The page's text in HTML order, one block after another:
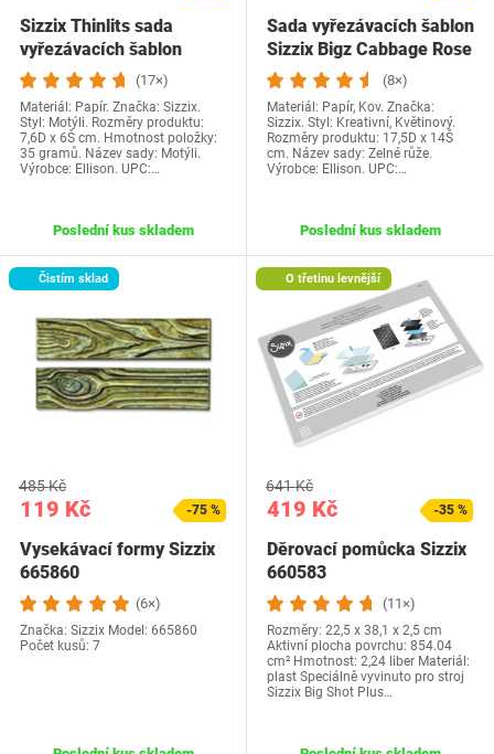
Sizzix Thinlits sada
vyřezávacích šablon
motýlů - detailní…
(17×)
Materiál: Papír. Značka: Sizzix.
Styl: Motýli. Rozměry produktu:
7,6D x 6Š cm. Hmotnost položky:
35 gramů. Název sady: Motýli.
Výrobce: Ellison. UPC:…
Poslední kus skladem
Sada vyřezávacích šablon
Sizzix Bigz Cabbage Rose
- Pro…
(8×)
Materiál: Papír, Kov. Značka:
Sizzix. Styl: Kreativní, Květinový.
Rozměry produktu: 17,5D x 14Š
cm. Název sady: Zelné růže.
Výrobce: Ellison. UPC:…
Poslední kus skladem
Čistím sklad
119 Kč
485 Kč
-75 %
Vysekávací formy Sizzix
665860
(6×)
Značka: Sizzix Model: 665860
Počet kusů: 7
O třetinu levnější
419 Kč
641 Kč
-35 %
Děrovací pomůcka Sizzix
660583
(11×)
Rozměry: 22,5 x 38,1 x 2,5 cm
Aktivní plocha povrchu: 854.04
cm² Hmotnost: 2,24 liber Materiál:
plast Speciálně vyvinuto pro stroj
Sizzix Big Shot Plus…